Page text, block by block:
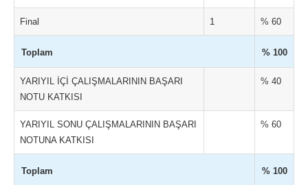
Final 1 % 60
Toplam % 100
YARIYIL İÇİ ÇALIŞMALARININ BAŞARI
NOTU KATKISI
% 40
YARIYIL SONU ÇALIŞMALARININ BAŞARI
NOTUNA KATKISI
% 60
Toplam % 100